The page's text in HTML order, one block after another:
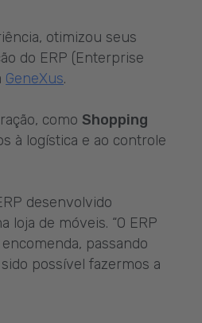
otimizou seus
do ERP (Enterprise
GeneXus.
como Shopping
à logística e ao controle
desenvolvido
de móveis. “O ERP
passando
possível fazermos a